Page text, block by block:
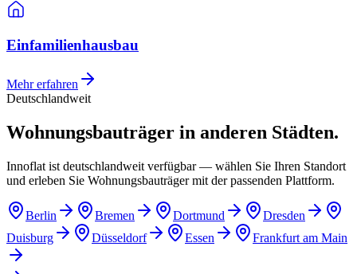
Einfamilienhausbau
Mehr erfahren
Deutschlandweit
Wohnungsbauträger in anderen Städten.
Innoflat ist deutschlandweit verfügbar — wählen Sie Ihren Standort
und erleben Sie Wohnungsbauträger mit der passenden Plattform.
Berlin Bremen Dortmund
Dresden
Duisburg
Düsseldorf Essen Frankfurt am Main